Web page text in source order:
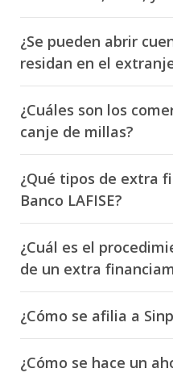
Autoexpedible de Vida y Gastos
Plan de Protección contra Robo
Tarjetas
Tarjetas débito
Contratos y Reglamentos
Canje de Millas
Costos y Tarifarios
Mi Salario LAFISE
¿Se pueden abrir
residan en el
¿Cuáles son los
canje de millas?
¿Qué tipos de extra
Banco LAFISE?
¿Cuál es el
de un extra
¿Cómo se afilia a
¿Cómo se hace un